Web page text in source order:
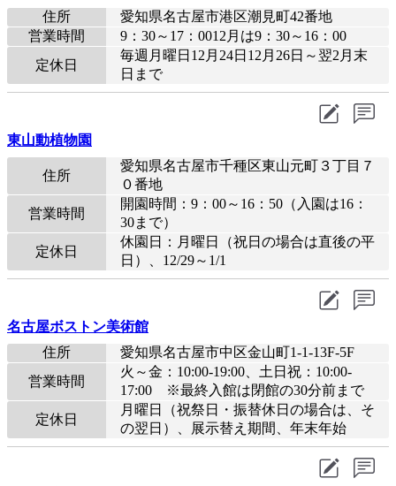
住所
愛知県名古屋市港区潮見町42番地
営業時間
9：30～17：0012月は9：30～16：00
定休日
毎週月曜日12月24日12月26日～翌2月末
日まで
東山動植物園
住所
愛知県名古屋市千種区東山元町３丁目７
０番地
営業時間
開園時間：9：00～16：50（入園は16：
30まで）
定休日
休園日：月曜日（祝日の場合は直後の平
日）、12/29～1/1
名古屋ボストン美術館
住所
愛知県名古屋市中区金山町1-1-13F-5F
営業時間
火～金：10:00-19:00、土日祝：10:00-
17:00 ※最終入館は閉館の30分前まで
定休日
月曜日（祝祭日・振替休日の場合は、そ
の翌日）、展示替え期間、年末年始